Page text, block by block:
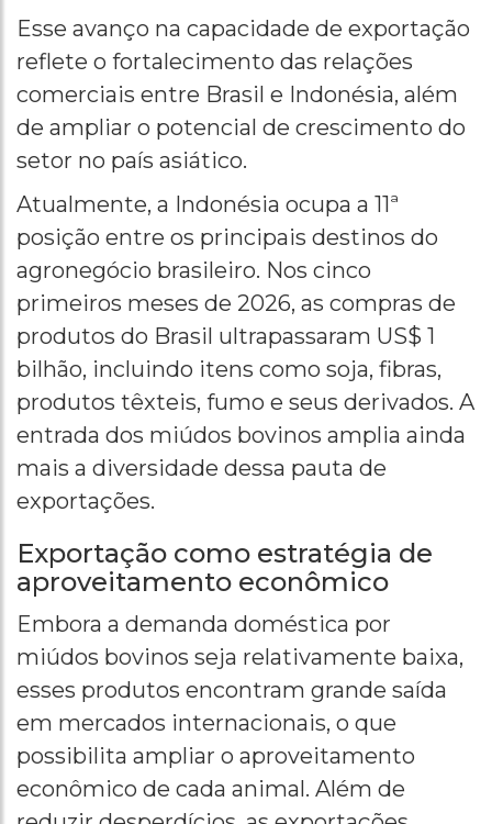
Esse avanço na capacidade de exportação
reflete o fortalecimento das relações
comerciais entre Brasil e Indonésia, além
de ampliar o potencial de crescimento do
setor no país asiático.
Atualmente, a Indonésia ocupa a 11ª
posição entre os principais destinos do
agronegócio brasileiro. Nos cinco
primeiros meses de 2026, as compras de
produtos do Brasil ultrapassaram US$ 1
bilhão, incluindo itens como soja, fibras,
produtos têxteis, fumo e seus derivados. A
entrada dos miúdos bovinos amplia ainda
mais a diversidade dessa pauta de
exportações.
Exportação como estratégia de
aproveitamento econômico
Embora a demanda doméstica por
miúdos bovinos seja relativamente baixa,
esses produtos encontram grande saída
em mercados internacionais, o que
possibilita ampliar o aproveitamento
econômico de cada animal. Além de